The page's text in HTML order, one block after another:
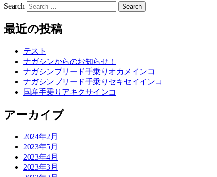
Search
最近の投稿
テスト
ナガシンからのお知らせ！
ナガシンブリード手乗りオカメインコ
ナガシンブリード手乗りセキセイインコ
国産手乗りアキクサインコ
アーカイブ
2024年2月
2023年5月
2023年4月
2023年3月